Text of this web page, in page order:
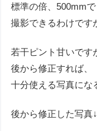
標準の倍、500mmで
撮影できるわけです
若干ピント甘いです
後から修正すれば、
十分使える写真にな
後から修正した写真↓